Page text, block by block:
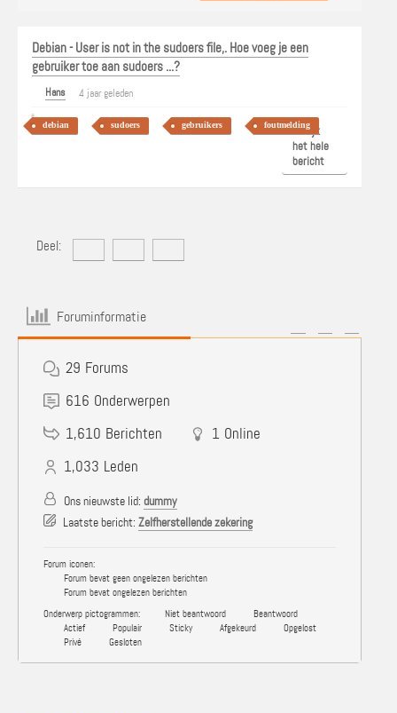
Debian - User is not in the sudoers file,. Hoe voeg je een
gebruiker toe aan sudoers ...?
Hans 4 jaar geleden
debian sudoers gebruikers foutmelding
Bekijk
het hele
bericht
Deel:
Foruminformatie
29 Forums
616 Onderwerpen
1,610 Berichten 1 Online
1,033 Leden
Ons nieuwste lid: dummy
Laatste bericht: Zelfherstellende zekering
Forum iconen:
Forum bevat geen ongelezen berichten
Forum bevat ongelezen berichten
Onderwerp pictogrammen:
Niet beantwoord
Beantwoord
Actief
Populair Sticky Afgekeurd
Opgelost
Privé
Gesloten